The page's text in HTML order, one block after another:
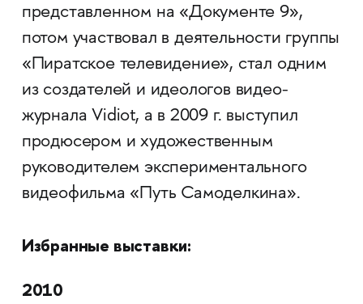
представленном на «Документе 9»,
потом участвовал в деятельности группы
«Пиратское телевидение», стал одним
из создателей и идеологов видео-
журнала Vidiot, а в 2009 г. выступил
продюсером и художественным
руководителем экспериментального
видеофильма «Путь Самоделкина».
Избранные выставки:
2010